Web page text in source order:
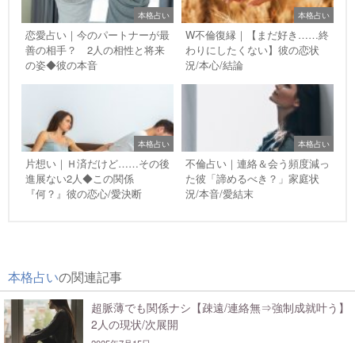
本格占い
恋愛占い｜今のパートナーが最
善の相手？ 2人の相性と将来
の姿◆彼の本音
本格占い
W不倫復縁｜【まだ好き……終
わりにしたくない】彼の恋状
況/本心/結論
本格占い
片想い｜Ｈ済だけど……その後
進展ない2人◆この関係
『何？』彼の恋心/愛決断
本格占い
不倫占い｜連絡＆会う頻度減っ
た彼「諦めるべき？」家庭状
況/本音/愛結末
本格占いの関連記事
超脈薄でも関係ナシ【疎遠/連絡無⇒強制成就叶う】
2人の現状/次展開